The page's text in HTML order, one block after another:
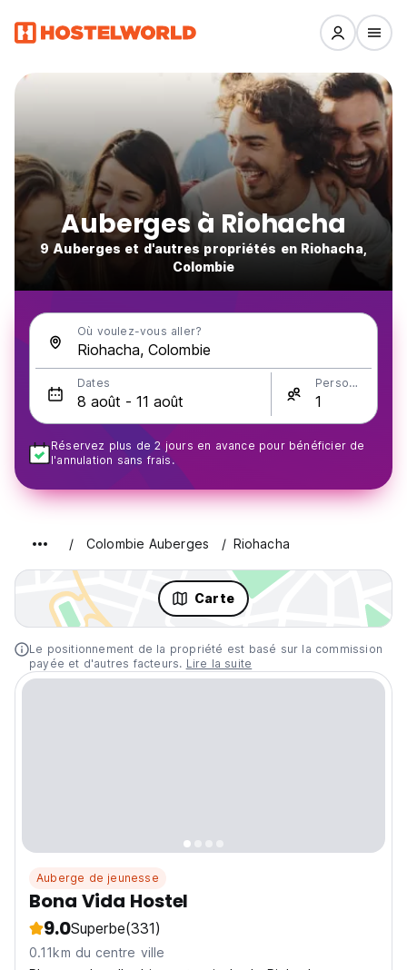
Auberges à Riohacha
9 Auberges et d'autres propriétés en Riohacha,
Colombie
Où voulez-vous aller?
Dates Personnes
Réservez plus de 2 jours en avance pour bénéficier de
l'annulation sans frais.
Colombie Auberges Riohacha
Carte
Le positionnement de la propriété est basé sur la commission
payée et d'autres facteurs. Lire la suite
Auberge de jeunesse
Bona Vida Hostel
9.0Superbe(331)
0.11km du centre ville